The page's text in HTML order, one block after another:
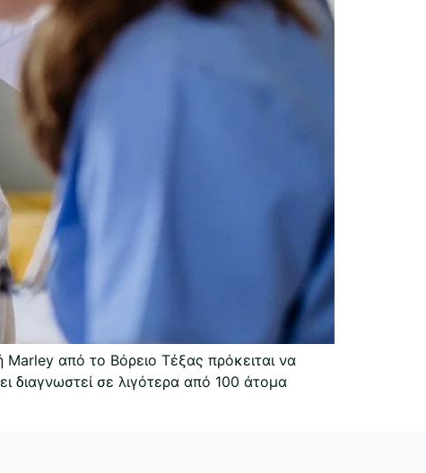
από το Βόρειο Τέξας πρόκειται να
διαγνωστεί σε λιγότερα από 100 άτομα